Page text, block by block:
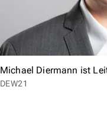
Michael Diermann ist
DEW21